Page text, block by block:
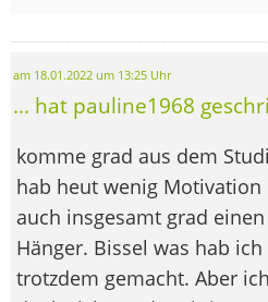
am 18.01.2022 um 13:25 Uhr
... hat pauline1968
komme grad aus dem
hab heut wenig Motivation
auch insgesamt grad einen
Hänger. Bissel was hab ich
trotzdem gemacht. Aber ich